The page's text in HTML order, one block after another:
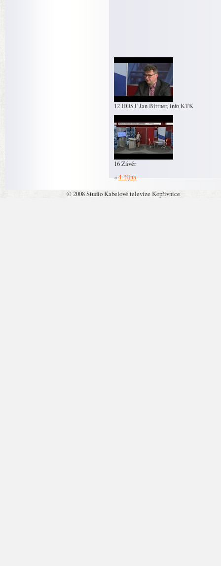
12 HOST Jan Bittner, info KTK
16 Závěr
«4. října.
© 2008 Studio Kabelové televize Kopřivnice